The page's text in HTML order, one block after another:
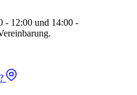
- 12:00 und 14:00 -